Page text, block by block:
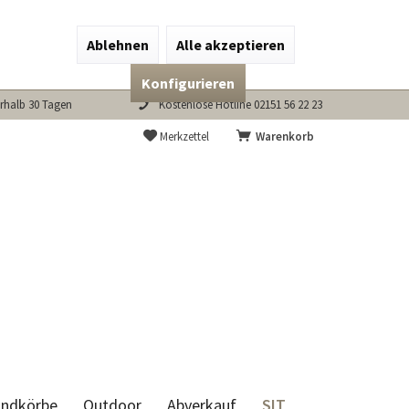
Ablehnen Alle akzeptieren
Konfigurieren
30 Tagen Kostenlose Hotline 02151 56 22 23
Warenkorb
Merkzettel